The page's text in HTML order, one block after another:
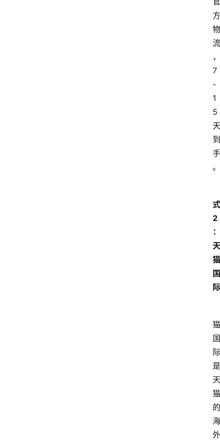
方
物
流
，
7
-
1
5
天
到
手
。
式
2
：
天
猫
国
际
猫
国
际
是
天
猫
的
海
外